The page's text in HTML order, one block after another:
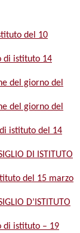
del 10
di istituto 14
del giorno del
del giorno del
istituto del 14
DI ISTITUTO
del 15 marzo
D’ISTITUTO
di istituto – 19